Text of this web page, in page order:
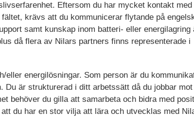
Eftersom du har mycket kontakt med
krävs att du kommunicerar flytande på
samt kunskap inom batteri- eller energilagring
då flera av Nilars partners finns representerade i
energilösningar. Som person är du
Du är strukturerad i ditt arbetssätt då du jobbar
behöver du gilla att samarbeta och bidra med
du har en stor vilja att lära och utvecklas med